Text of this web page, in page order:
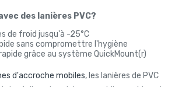
des lanières PVC?
de froid jusqu'à -25°C
sans compromettre l'hygiène
grâce au système QuickMount(r)
d'accroche mobiles, les lanières de PVC